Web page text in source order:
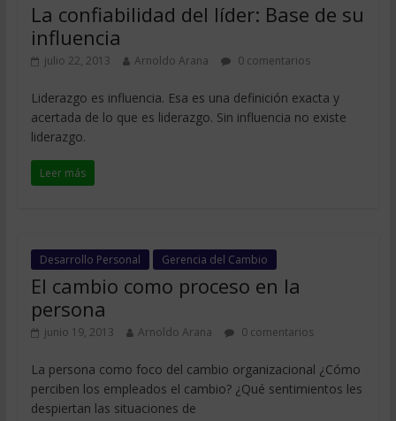
La confiabilidad del líder: Base de su
influencia
julio 22, 2013 Arnoldo Arana 0 comentarios
Liderazgo es influencia. Esa es una definición exacta y
acertada de lo que es liderazgo. Sin influencia no existe
liderazgo.
Leer más
Desarrollo Personal Gerencia del Cambio
El cambio como proceso en la
persona
junio 19, 2013 Arnoldo Arana 0 comentarios
La persona como foco del cambio organizacional ¿Cómo
perciben los empleados el cambio? ¿Qué sentimientos les
despiertan las situaciones de